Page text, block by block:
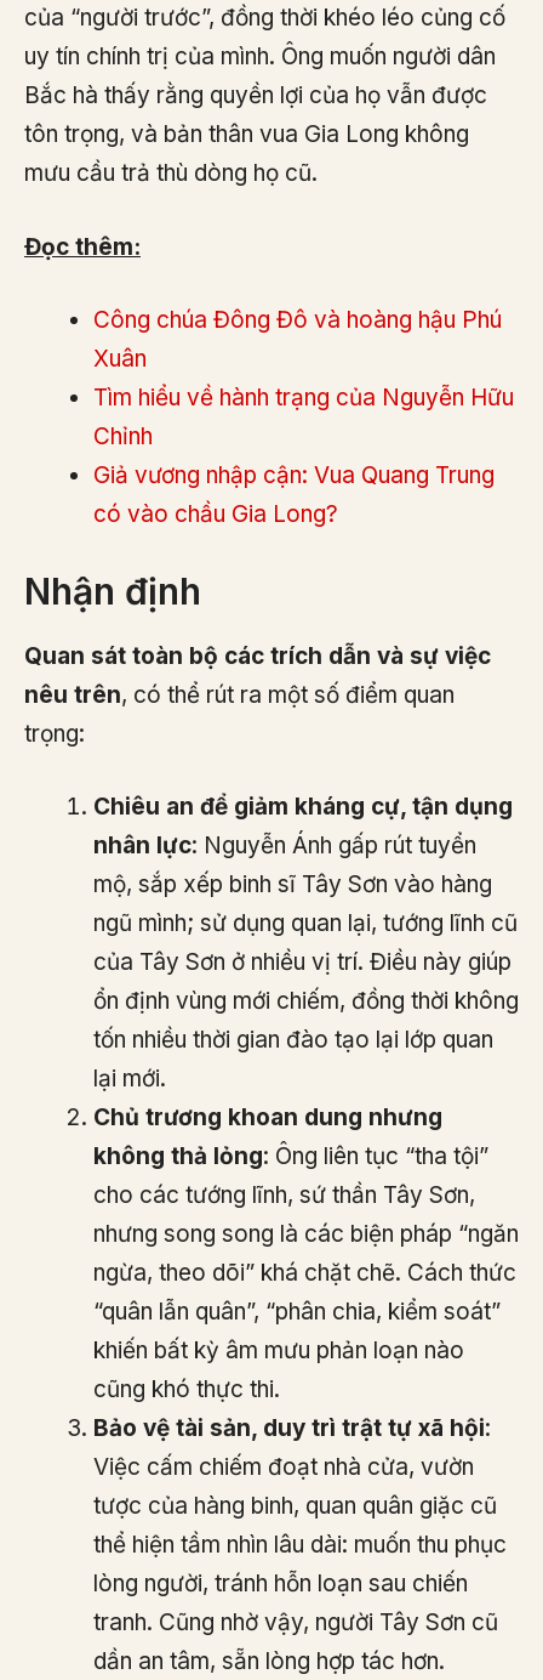
của “người trước”, đồng thời khéo léo củng cố
uy tín chính trị của mình. Ông muốn người dân
Bắc hà thấy rằng quyền lợi của họ vẫn được
tôn trọng, và bản thân vua Gia Long không
mưu cầu trả thù dòng họ cũ.
Đọc thêm:
Công chúa Đông Đô và hoàng hậu Phú
Xuân
Tìm hiểu về hành trạng của Nguyễn Hữu
Chỉnh
Giả vương nhập cận: Vua Quang Trung
có vào chầu Gia Long?
Nhận định
Quan sát toàn bộ các trích dẫn và sự việc
nêu trên, có thể rút ra một số điểm quan
trọng:
Chiêu an để giảm kháng cự, tận dụng
nhân lực: Nguyễn Ánh gấp rút tuyển
mộ, sắp xếp binh sĩ Tây Sơn vào hàng
ngũ mình; sử dụng quan lại, tướng lĩnh cũ
của Tây Sơn ở nhiều vị trí. Điều này giúp
ổn định vùng mới chiếm, đồng thời không
tốn nhiều thời gian đào tạo lại lớp quan
lại mới.
Chủ trương khoan dung nhưng
không thả lỏng: Ông liên tục “tha tội”
cho các tướng lĩnh, sứ thần Tây Sơn,
nhưng song song là các biện pháp “ngăn
ngừa, theo dõi” khá chặt chẽ. Cách thức
“quân lẫn quân”, “phân chia, kiểm soát”
khiến bất kỳ âm mưu phản loạn nào
cũng khó thực thi.
Bảo vệ tài sản, duy trì trật tự xã hội:
Việc cấm chiếm đoạt nhà cửa, vườn
tược của hàng binh, quan quân giặc cũ
thể hiện tầm nhìn lâu dài: muốn thu phục
lòng người, tránh hỗn loạn sau chiến
tranh. Cũng nhờ vậy, người Tây Sơn cũ
dần an tâm, sẵn lòng hợp tác hơn.